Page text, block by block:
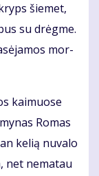
šie­met,
su drėg­me.
mor­
kai­muo­se
Ro­mas
ke­lią nu­va­lo
net ne­ma­tau